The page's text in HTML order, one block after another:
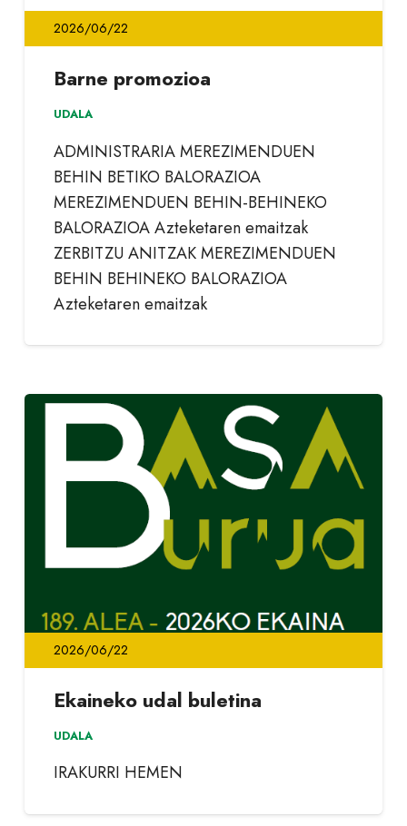
2026/06/22
Barne promozioa
UDALA
ADMINISTRARIA MEREZIMENDUEN
BEHIN BETIKO BALORAZIOA
MEREZIMENDUEN BEHIN-BEHINEKO
BALORAZIOA Azteketaren emaitzak
ZERBITZU ANITZAK MEREZIMENDUEN
BEHIN BEHINEKO BALORAZIOA
Azteketaren emaitzak
2026/06/22
Ekaineko udal buletina
UDALA
IRAKURRI HEMEN